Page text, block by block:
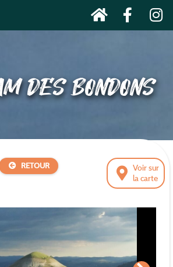
DES BONDONS
Voir sur
la carte
RETOUR